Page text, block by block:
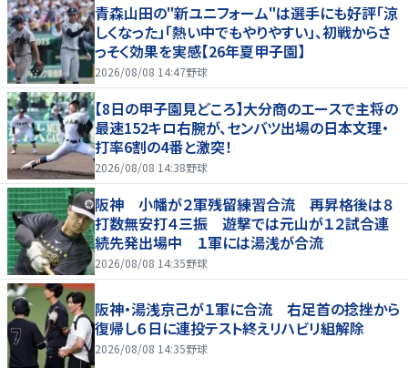
青森山田の"新ユニフォーム"は選手にも好評「涼
しくなった」「熱い中でもやりやすい」、初戦からさ
っそく効果を実感【26年夏甲子園】
2026/08/08 14:47野球
【8日の甲子園見どころ】大分商のエースで主将の
最速152キロ右腕が、センバツ出場の日本文理・
打率6割の4番と激突！
2026/08/08 14:38野球
阪神 小幡が２軍残留練習合流 再昇格後は８
打数無安打４三振 遊撃では元山が１２試合連
続先発出場中 １軍には湯浅が合流
2026/08/08 14:35野球
阪神・湯浅京己が１軍に合流 右足首の捻挫から
復帰し６日に連投テスト終えリハビリ組解除
2026/08/08 14:35野球